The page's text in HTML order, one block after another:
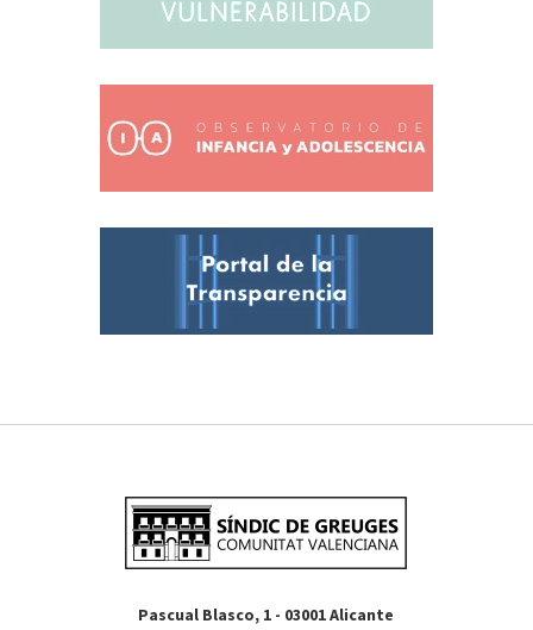
Pascual Blasco, 1 - 03001 Alicante